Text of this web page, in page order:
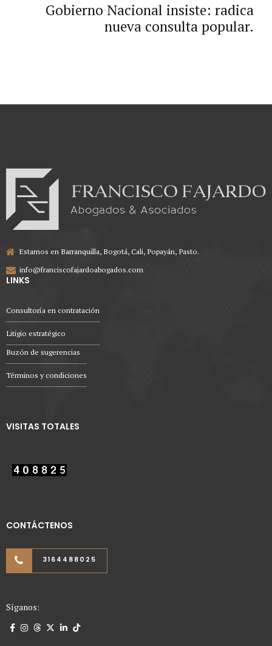
Gobierno Nacional insiste: radica
nueva consulta popular.
Estamos en Barranquilla, Bogotá, Cali, Popayán, Pasto.
info@franciscofajardoabogados.com
LINKS
Consultoría en contratación
Litigio estratégico
Buzón de sugerencias
Términos y condiciones
VISITAS TOTALES
CONTÁCTENOS
3164488025
Síganos: